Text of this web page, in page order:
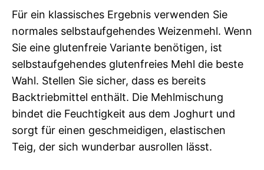
Für ein klassisches Ergebnis verwenden Sie
normales selbstaufgehendes Weizenmehl. Wenn
Sie eine glutenfreie Variante benötigen, ist
selbstaufgehendes glutenfreies Mehl die beste
Wahl. Stellen Sie sicher, dass es bereits
Backtriebmittel enthält. Die Mehlmischung
bindet die Feuchtigkeit aus dem Joghurt und
sorgt für einen geschmeidigen, elastischen
Teig, der sich wunderbar ausrollen lässt.